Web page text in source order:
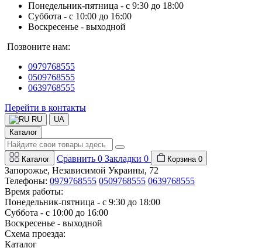
Понедельник-пятница - с 9:30 до 18:00
Суббота - с 10:00 до 16:00
Воскресенье - выходной
Позвоните нам:
0979768555
0509768555
0639768555
Перейти в контакты
RU
UA
Каталог
Каталог Сравнить 0 Закладки 0 Корзина 0
Запорожье, Независимой Украины, 72
Телефоны: 0979768555 0509768555 0639768555
Время работы:
Понедельник-пятница - с 9:30 до 18:00
Суббота - с 10:00 до 16:00
Воскресенье - выходной
Схема проезда:
Каталог